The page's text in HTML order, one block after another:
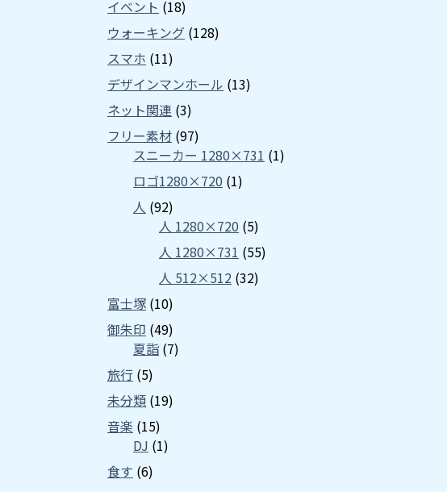
イベント (18)
ウォーキング (128)
スマホ (11)
デザインマンホール (13)
ネット関連 (3)
フリー素材 (97)
スニーカー 1280×731 (1)
ロゴ1280×720 (1)
人 (92)
人 1280×720 (5)
人 1280×731 (55)
人 512×512 (32)
富士塚 (10)
御朱印 (49)
夏詣 (7)
旅行 (5)
未分類 (19)
音楽 (15)
DJ (1)
食す (6)